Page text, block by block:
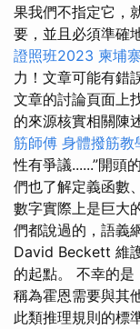
果我們不指定它，
要，並且必須準確
證照班2023 柬埔
力！文章可能有錯
文章的討論頁面上
的來源核實相關陳
筋師傅 身體撥筋教
性有爭議......”開頭
們也了解定義函數
數字實際上是巨大
們都說過的，語義
David Beckett 維
的起點。 不幸的
稱為霍恩需要與其
此類推理規則的標